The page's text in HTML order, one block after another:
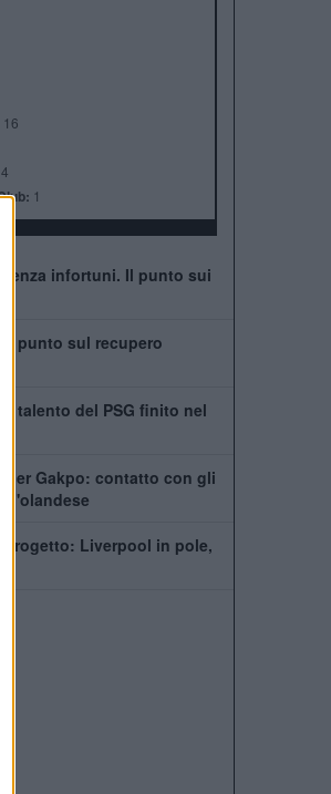
16
4
1
infortuni. Il punto sui
punto sul recupero
talento del PSG finito nel
per Gakpo: contatto con gli
l'olandese
progetto: Liverpool in pole,